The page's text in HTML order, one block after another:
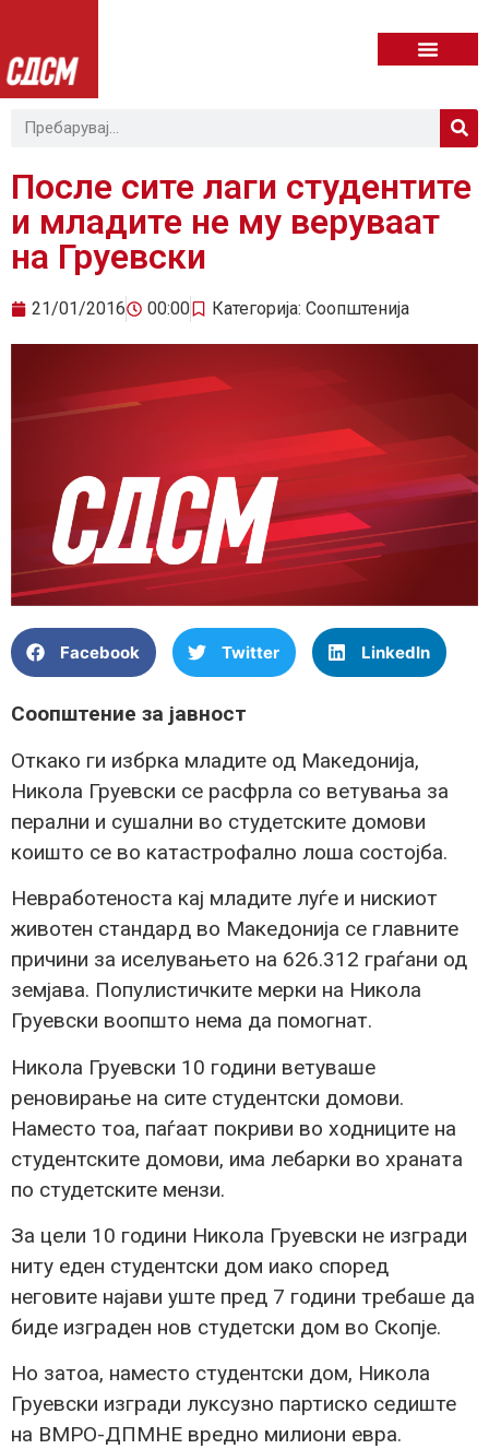
После сите лаги студентите
и младите не му веруваат
на Груевски
21/01/2016 00:00 Категорија: Соопштенија
Facebook Twitter LinkedIn
Соопштение за јавност
Откако ги избрка младите од Македонија,
Никола Груевски се расфрла со ветувања за
перални и сушални во студетските домови
коишто се во катастрофално лоша состојба.
Невработеноста кај младите луѓе и нискиот
животен стандард во Македонија се главните
причини за иселувањето на 626.312 граѓани од
земјава. Популистичките мерки на Никола
Груевски воопшто нема да помогнат.
Никола Груевски 10 години ветуваше
реновирање на сите студентски домови.
Наместо тоа, паѓаат покриви во ходниците на
студентските домови, има лебарки во храната
по студетските мензи.
За цели 10 години Никола Груевски не изгради
ниту еден студентски дом иако според
неговите најави уште пред 7 години требаше да
биде изграден нов студетски дом во Скопје.
Но затоа, наместо студентски дом, Никола
Груевски изгради луксузно партиско седиште
на ВМРО-ДПМНЕ вредно милиони евра.